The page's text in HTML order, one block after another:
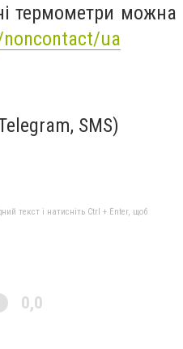
термометри можна
ua
SMS)
текст і натисніть Ctrl + Enter, щоб
0,0